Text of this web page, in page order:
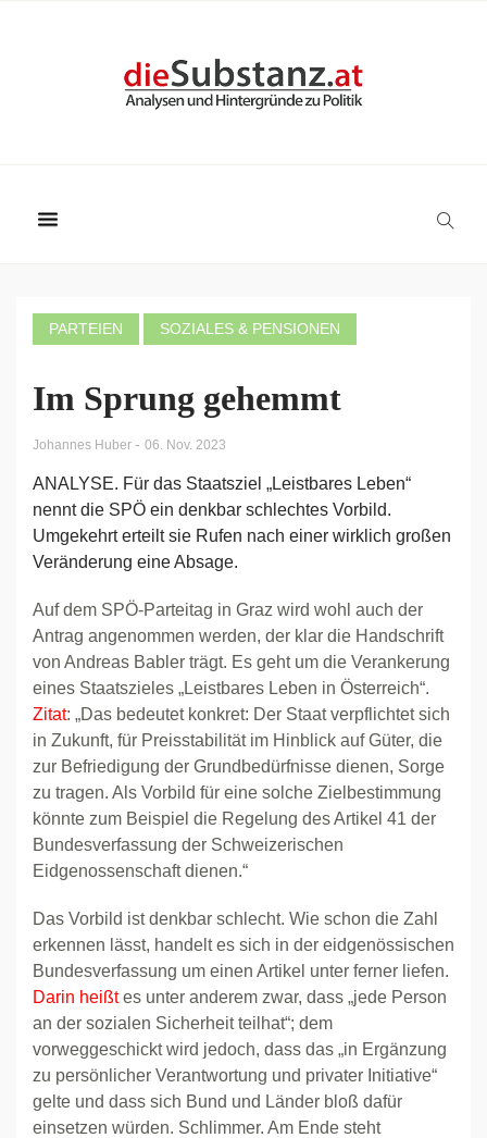
PARTEIEN SOZIALES & PENSIONEN
Im Sprung gehemmt
Johannes Huber - 06. Nov. 2023
ANALYSE. Für das Staatsziel „Leistbares Leben“
nennt die SPÖ ein denkbar schlechtes Vorbild.
Umgekehrt erteilt sie Rufen nach einer wirklich großen
Veränderung eine Absage.
Auf dem SPÖ-Parteitag in Graz wird wohl auch der
Antrag angenommen werden, der klar die Handschrift
von Andreas Babler trägt. Es geht um die Verankerung
eines Staatszieles „Leistbares Leben in Österreich“.
Zitat: „Das bedeutet konkret: Der Staat verpflichtet sich
in Zukunft, für Preisstabilität im Hinblick auf Güter, die
zur Befriedigung der Grundbedürfnisse dienen, Sorge
zu tragen. Als Vorbild für eine solche Zielbestimmung
könnte zum Beispiel die Regelung des Artikel 41 der
Bundesverfassung der Schweizerischen
Eidgenossenschaft dienen.“
Das Vorbild ist denkbar schlecht. Wie schon die Zahl
erkennen lässt, handelt es sich in der eidgenössischen
Bundesverfassung um einen Artikel unter ferner liefen.
Darin heißtes unter anderem zwar, dass „jede Person
an der sozialen Sicherheit teilhat“; dem
vorweggeschickt wird jedoch, dass das „in Ergänzung
zu persönlicher Verantwortung und privater Initiative“
gelte und dass sich Bund und Länder bloß dafür
einsetzen würden. Schlimmer. Am Ende steht